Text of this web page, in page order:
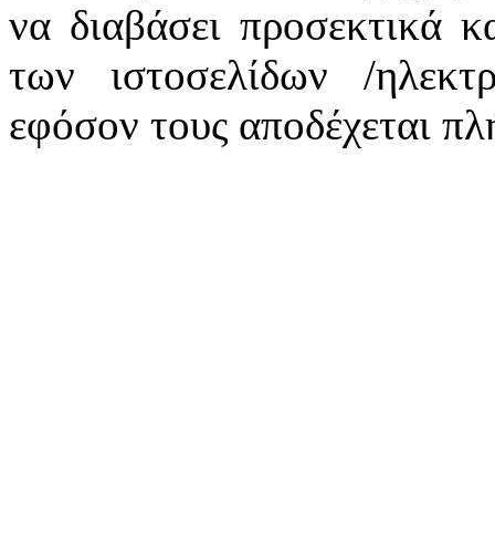
να διαβάσει προσεκτικά
των ιστοσελίδων /
εφόσον τους αποδέχεται